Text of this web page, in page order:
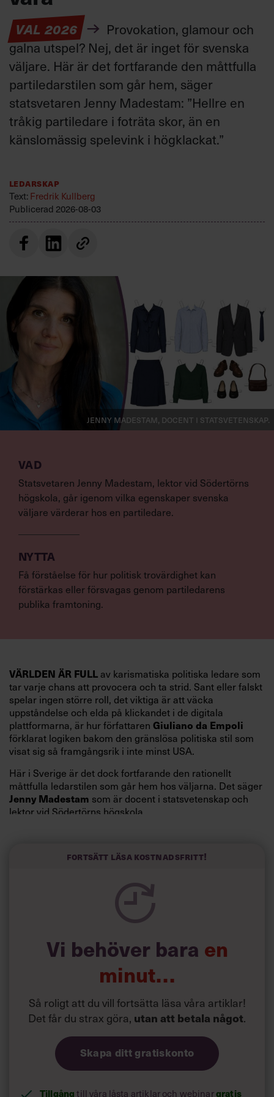
VAL 2026
Provokation, glamour och
galna utspel? Nej, det är inget för svenska
väljare. Här är det fortfarande den måttfulla
partiledarstilen som går hem, säger
statsvetaren Jenny Madestam: ”Hellre en
tråkig partiledare i foträta skor, än en
känslomässig spelevink i högklackat.”
Ledarskap
Text: Fredrik Kullberg
Publicerad 2026-08-03
VAD
Statsvetaren Jenny Madestam, lektor vid Södertörns
högskola, går igenom vilka egenskaper svenska
väljare värderar hos en partiledare.
NYTTA
Få förståelse för hur politisk trovärdighet kan
förstärkas eller försvagas genom partiledarens
publika framtoning.
Jenny Madestam, docent i statsvetenskap.
VÄRLDEN ÄR FULLav karismatiska politiska ledare som
tar varje chans att provocera och ta strid. Sant eller falskt
spelar ingen större roll, det viktiga är att väcka
uppståndelse och elda på klickandet i de digitala
plattformarna, är hur författaren Giuliano da Empoli
förklarat logiken bakom den gränslösa politiska stil som
visat sig så framgångsrik i inte minst USA.
Här i Sverige är det dock fortfarande den rationellt
måttfulla ledarstilen som går hem hos väljarna. Det säger
Jenny Madestam som är docent i statsvetenskap och
lektor vid Södertörns högskola.
kompetenta och stå med båda fötterna på jorden. Hellre
spelevink i högklackat, är hur jag brukar sammanfatta de
önskningar som svenskarna för fram i undersökningar.”
Siri Wikander: ”Led som i
början av pandemin”
Fortsätt läsa kostnadsfritt!
Vi behöver bara en
minut…
Så roligt att du vill fortsätta läsa våra artiklar!
Det får du strax göra, utan att betala något.
Skapa ditt gratiskonto
Tillgång till våra låsta artiklar och webinargratis